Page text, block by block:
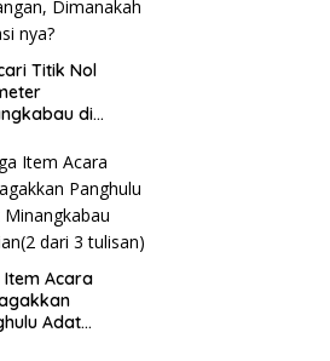
Titik Nol
di
Lokasi
Item Acara
Adat